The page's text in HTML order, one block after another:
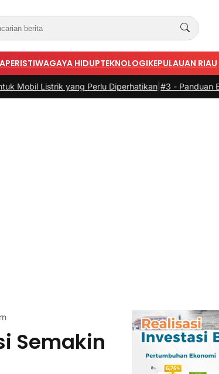
PERISTIWAGAYA HIDUPTEKNOLOGIKEPULAUAN RIAU
Perlu Diperhatikan|#3 -Panduan Belanja Online
Semakin